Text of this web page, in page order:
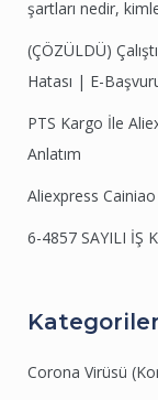
şartları nedir,
(ÇÖZÜLDÜ)
Hatası | E-
PTS Kargo İle
Anlatım
Aliexpress Cainiao
6-4857 SAYILI İŞ
Kategoriler
Corona Virüsü